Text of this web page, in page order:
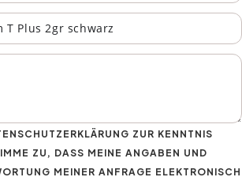
ZUR KENNTNIS
ZU, DASS MEINE ANGABEN UND
MEINER ANFRAGE ELEKTRONISCH